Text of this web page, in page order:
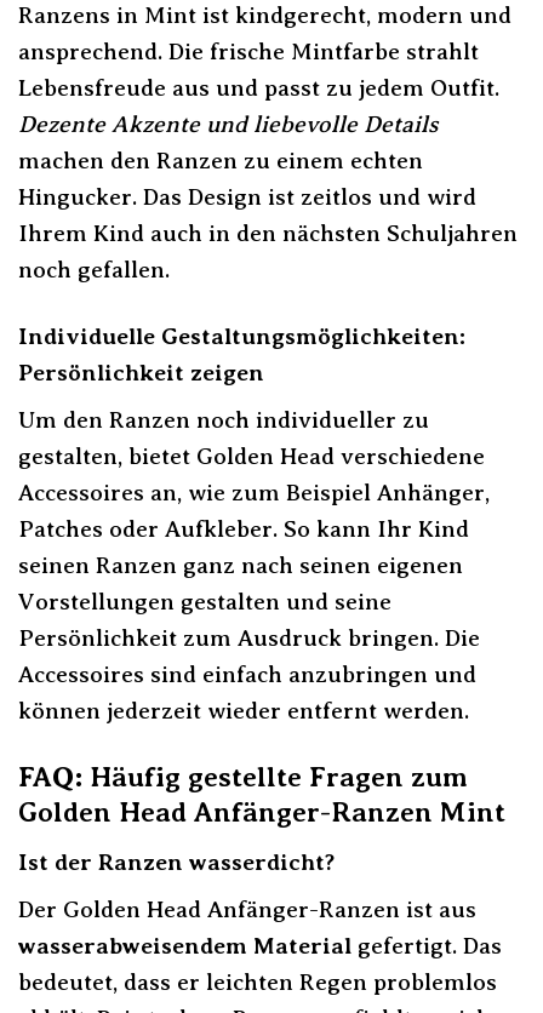
Ranzens in Mint ist kindgerecht, modern und
ansprechend. Die frische Mintfarbe strahlt
Lebensfreude aus und passt zu jedem Outfit.
Dezente Akzente und liebevolle Details
machen den Ranzen zu einem echten
Hingucker. Das Design ist zeitlos und wird
Ihrem Kind auch in den nächsten Schuljahren
noch gefallen.
Individuelle Gestaltungsmöglichkeiten:
Persönlichkeit zeigen
Um den Ranzen noch individueller zu
gestalten, bietet Golden Head verschiedene
Accessoires an, wie zum Beispiel Anhänger,
Patches oder Aufkleber. So kann Ihr Kind
seinen Ranzen ganz nach seinen eigenen
Vorstellungen gestalten und seine
Persönlichkeit zum Ausdruck bringen. Die
Accessoires sind einfach anzubringen und
können jederzeit wieder entfernt werden.
FAQ: Häufig gestellte Fragen zum
Golden Head Anfänger-Ranzen Mint
Ist der Ranzen wasserdicht?
Der Golden Head Anfänger-Ranzen ist aus
wasserabweisendem Material gefertigt. Das
bedeutet, dass er leichten Regen problemlos